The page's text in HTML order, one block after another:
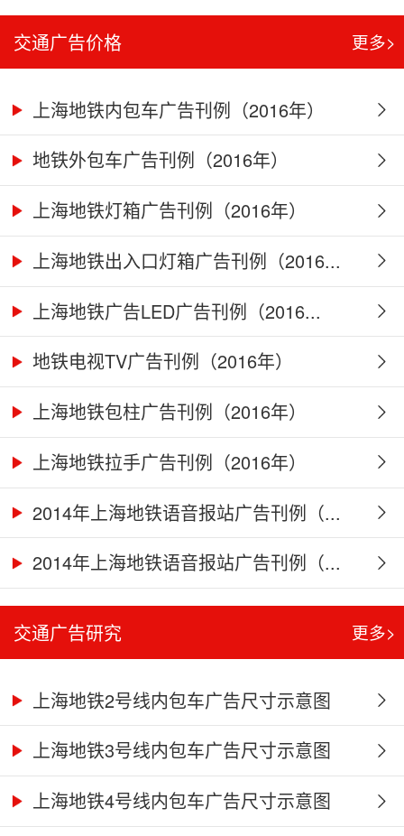
交通广告价格 更多>
上海地铁内包车广告刊例（2016年）
地铁外包车广告刊例（2016年）
上海地铁灯箱广告刊例（2016年）
上海地铁出入口灯箱广告刊例（2016...
上海地铁广告LED广告刊例（2016...
地铁电视TV广告刊例（2016年）
上海地铁包柱广告刊例（2016年）
上海地铁拉手广告刊例（2016年）
2014年上海地铁语音报站广告刊例（...
2014年上海地铁语音报站广告刊例（...
交通广告研究 更多>
上海地铁2号线内包车广告尺寸示意图
上海地铁3号线内包车广告尺寸示意图
上海地铁4号线内包车广告尺寸示意图